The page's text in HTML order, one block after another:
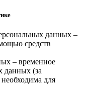
данных –
средств
– временное
данных (за
для